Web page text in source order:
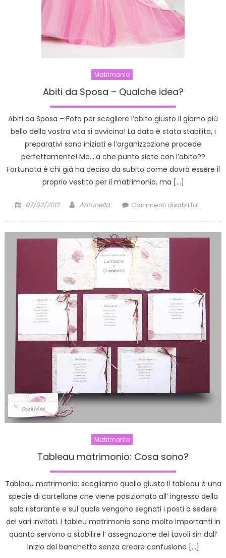
Matrimonio
Abiti da Sposa – Qualche idea?
Abiti da Sposa – Foto per scegliere l’abito giusto Il giorno più
bello della vostra vita si avvicina! La data è stata stabilita, i
preparativi sono iniziati e l’organizzazione procede
perfettamente! Ma….a che punto siete con l’abito??
Fortunata è chi già ha deciso da subito come dovrà essere il
proprio vestito per il matrimonio, ma […]
Posted
07/02/2012 Author
Antonella Commenti disabilitati
Sposa
Matrimonio
Tableau matrimonio: Cosa sono?
Tableau matrimonio: scegliamo quello giusto Il tableau è una
specie di cartellone che viene posizionato all’ ingresso della
sala ristorante e sul quale vengono segnati i posti a sedere
dei vari invitati. I tableu matrimonio sono molto importanti in
quanto servono a stabilire l’ assegnazione dei tavoli sin dall’
inizio del banchetto senza creare confusione […]